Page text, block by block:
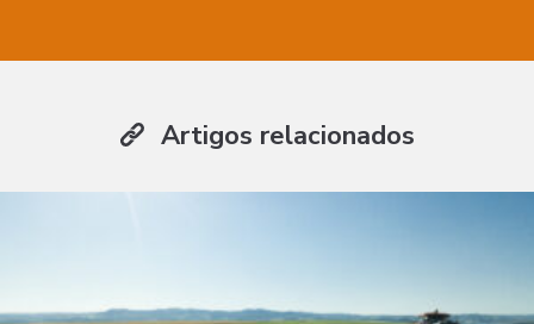
Artigos relacionados